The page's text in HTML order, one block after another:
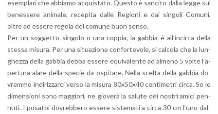
esem­pla­ri che ab­bia­mo ac­qui­sta­to. Que­sto è san­ci­to dalla legge sul
be­nes­se­re ani­ma­le, re­ce­pi­ta dalle Re­gio­ni e dai sin­go­li Co­mu­ni,
oltre ad es­se­re re­go­la del co­mu­ne buon senso.
Per un sog­get­to sin­go­lo o una cop­pia, la gab­bia è al­l’in­cir­ca della
stes­sa mi­su­ra. Per una si­tua­zio­ne con­for­te­vo­le, si cal­co­la che la lun­
ghez­za della gab­bia debba es­se­re equi­va­len­te ad al­me­no 5 volte l’a­
per­tu­ra alare della spe­cie da ospi­ta­re. Nella scel­ta della gab­bia do­
vrem­mo in­di­riz­zar­ci verso la mi­su­ra 80­x50­x40 cen­ti­me­tri circa. Se le
di­men­sio­ni sono mag­gio­ri, ne gio­ve­rà la sa­lu­te dei no­stri amici pen­
nu­ti. I po­sa­toi do­vreb­be­ro es­se­re si­ste­ma­ti a circa 30 cm l’uno dal­